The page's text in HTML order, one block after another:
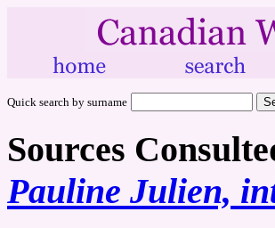
Quick search by surname
Sources
Pauline Julien,